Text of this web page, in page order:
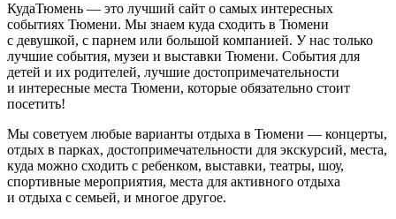
КудаТюмень — это лучший сайт о самых интересных
событиях Тюмени. Мы знаем куда сходить в Тюмени
с девушкой, с парнем или большой компанией. У нас только
лучшие события, музеи и выставки Тюмени. События для
детей и их родителей, лучшие достопримечательности
и интересные места Тюмени, которые обязательно стоит
посетить!
Мы советуем любые варианты отдыха в Тюмени — концерты,
отдых в парках, достопримечательности для экскурсий, места,
куда можно сходить с ребенком, выставки, театры, шоу,
спортивные мероприятия, места для активного отдыха
и отдыха с семьей, и многое другое.